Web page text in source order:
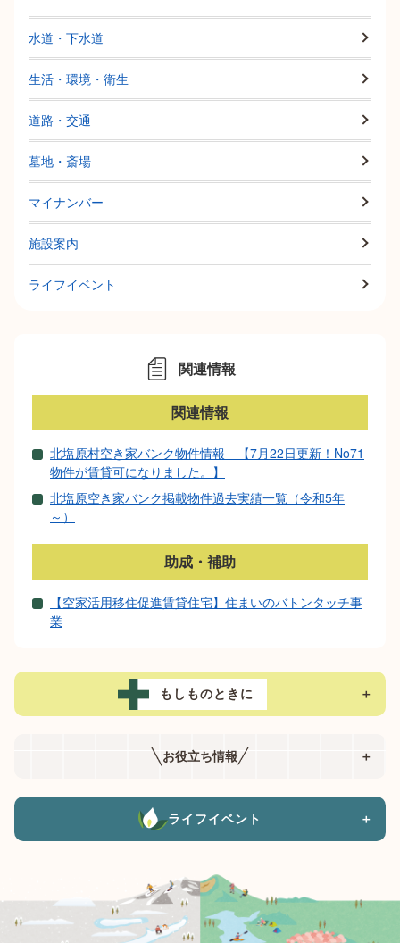
水道・下水道
生活・環境・衛生
道路・交通
墓地・斎場
マイナンバー
施設案内
ライフイベント
関連情報
関連情報
北塩原村空き家バンク物件情報 【7月22日更新！No71
物件が賃貸可になりました。】
北塩原空き家バンク掲載物件過去実績一覧（令和5年
～）
助成・補助
【空家活用移住促進賃貸住宅】住まいのバトンタッチ事
業
もしものときに ＋
お役立ち情報 ＋
ライフイベント ＋